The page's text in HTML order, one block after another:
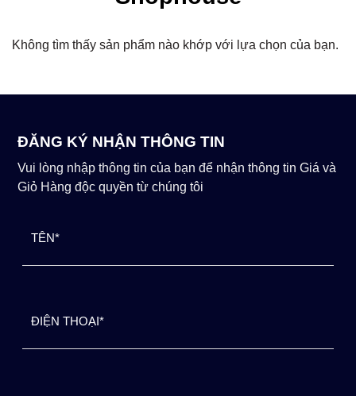
Không tìm thấy sản phẩm nào khớp với lựa chọn của bạn.
ĐĂNG KÝ NHẬN THÔNG TIN
Vui lòng nhập thông tin của bạn để nhận thông tin Giá và
Giỏ Hàng độc quyền từ chúng tôi